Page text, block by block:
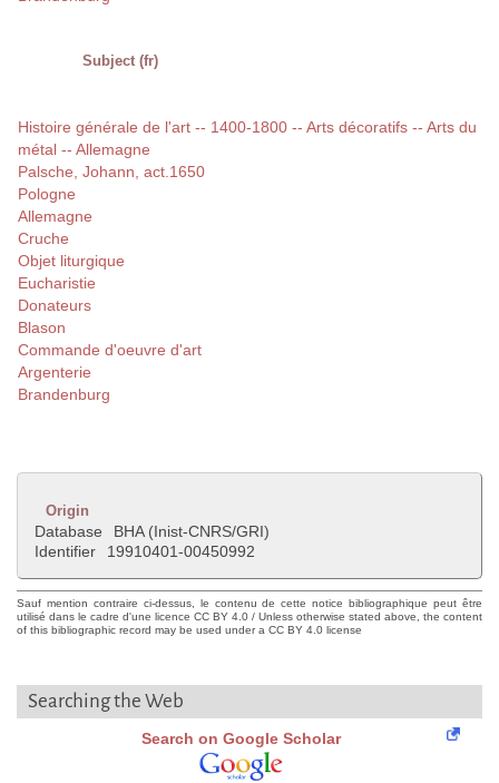
Subject (fr)
Histoire générale de l'art -- 1400-1800 -- Arts décoratifs -- Arts du
métal -- Allemagne
Palsche, Johann, act.1650
Pologne
Allemagne
Cruche
Objet liturgique
Eucharistie
Donateurs
Blason
Commande d'oeuvre d'art
Argenterie
Brandenburg
Origin
Database
BHA (Inist-CNRS/GRI)
Identifier
19910401-00450992
Sauf mention contraire ci-dessus, le contenu de cette notice bibliographique peut être
utilisé dans le cadre d'une licence CC BY 4.0 / Unless otherwise stated above, the content
of this bibliographic record may be used under a CC BY 4.0 license
Searching the Web
Search on Google Scholar